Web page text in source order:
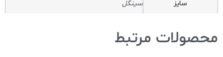
سایز سینگل
محصولات مرتبط